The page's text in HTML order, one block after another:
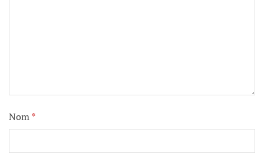
Nom*